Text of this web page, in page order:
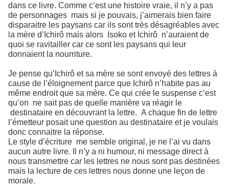
dans ce livre. Comme c’est une histoire vraie, il n’y a pas
de personnages mais si je pouvais, j’aimerais bien faire
disparaitre les paysans car ils sont très désagréables avec
la mère d’Ichirô mais alors Isoko et Ichirô n’auraient de
quoi se ravitailler car ce sont les paysans qui leur
donnaient la nourriture.
Je pense qu’Ichirô et sa mère se sont envoyé des lettres à
cause de l’éloignement parce que Ichirô n’habite pas au
même endroit que sa mère. Ce qui crée le suspense c’est
qu’on ne sait pas de quelle manière va réagir le
destinataire en découvrant la lettre. A chaque fin de lettre
l’émetteur posait une question au destinataire et je voulais
donc connaitre la réponse.
Le style d’écriture me semble original, je ne l’ai vu dans
aucun autre livre. Il n’y a ni humour, ni message direct à
nous transmettre car les lettres ne nous sont pas destinées
mais la lecture de ces lettres nous donne une leçon de
morale.